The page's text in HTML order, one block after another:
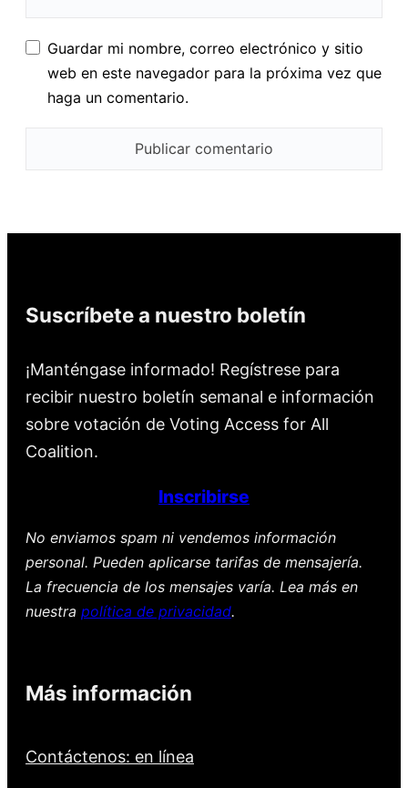
Guardar mi nombre, correo electrónico y sitio
web en este navegador para la próxima vez que
haga un comentario.
Suscríbete a nuestro boletín
¡Manténgase informado! Regístrese para
recibir nuestro boletín semanal e información
sobre votación de Voting Access for All
Coalition.
Inscribirse
No enviamos spam ni vendemos información
personal. Pueden aplicarse tarifas de mensajería.
La frecuencia de los mensajes varía. Lea más en
nuestra política de privacidad.
Más información
Contáctenos: en línea